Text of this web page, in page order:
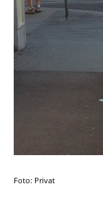
Foto: Privat